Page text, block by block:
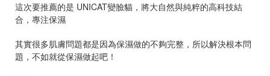
這次要推薦的是 UNICAT變臉貓，將大自然與純粹的高科技結
合，專注保濕
其實很多肌膚問題都是因為保濕做的不夠完整，所以解決根本問
題，不如就從保濕做起吧！